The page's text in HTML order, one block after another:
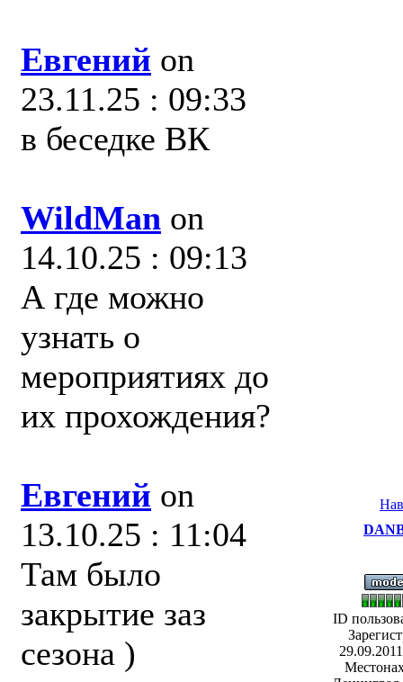
Евгений on
23.11.25 : 09:33
в беседке ВК
WildMan on
14.10.25 : 09:13
А где можно
узнать о
мероприятиях до
их прохождения?
Евгений on
13.10.25 : 11:04
Там было
закрытие заз
сезона )
ID